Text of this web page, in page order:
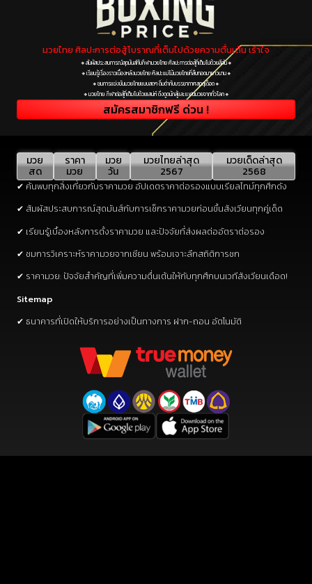
มวยไทย ศิลปะการต่อสู้โบราณที่เต็มไปด้วยความตื่นเต้น เร้าใจ
🔸สัมผัสประสบการณ์สุดมันส์กับกีฬามวยไทย ศิลปะการต่อสู้ที่เต็มไปด้วยสีสัน🔸
🔸เรียนรู้เรื่องราวเบื้องหลังมวยไทย ศิลปะแม่ไม้มวยไทยที่สืบทอดมายาวนาน🔸
🔸ชมการแข่งขันมวยไทยแบบสดๆ ดื่มด่ำกับบรรยากาศสุดดุเดือด🔸
🔸มวยไทย: กีฬาต่อสู้ที่เต็มไปด้วยเสน่ห์ ดึงดูดนักสู้และแฟนมวยจากทั่วโลก🔸
สมัครสมาชิกฟรี ด่วน !
มวย
สด
ราคา
มวย
มวย
วัน
มวยไทยล่าสุด
2567
มวยเด็ดล่าสุด
2568
✔ ค้นพบทุกสิ่งเกี่ยวกับราคามวย อัปเดตราคาต่อรองแบบเรียลไทม์ทุกศึกดัง
✔ สัมผัสประสบการณ์สุดมันส์กับการเช็กราคามวยก่อนขึ้นสังเวียนทุกคู่เด็ด
✔ เรียนรู้เบื้องหลังการตั้งราคามวย และปัจจัยที่ส่งผลต่ออัตราต่อรอง
✔ ชมการวิเคราะห์ราคามวยจากเซียน พร้อมเจาะลึกสถิติการชก
✔ ราคามวย: ปัจจัยสำคัญที่เพิ่มความตื่นเต้นให้กับทุกศึกบนเวทีสังเวียนเดือด!
Sitemap
✔ ธนาคารที่เปิดให้บริการอย่างเป็นทางการ ฝาก-ถอน อัตโนมัติ